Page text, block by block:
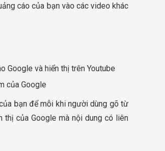
cáo của bạn vào các video khác
Google và hiển thị trên Youtube
của Google
bạn để mỗi khi người dùng gõ từ
thị của Google mà nội dung có liên